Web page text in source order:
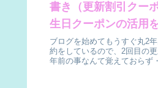
書き（更新割引クー
生日クーポンの活用
に）
ブログを始めてもうすぐ丸2
約をしているので、2回目の
年前の事なんて覚えておらず
ログにしておきます。先に大